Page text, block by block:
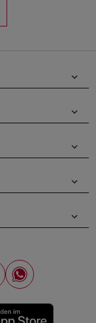
keyboard_arrow_down
keyboard_arrow_down
keyboard_arrow_down
keyboard_arrow_down
keyboard_arrow_down